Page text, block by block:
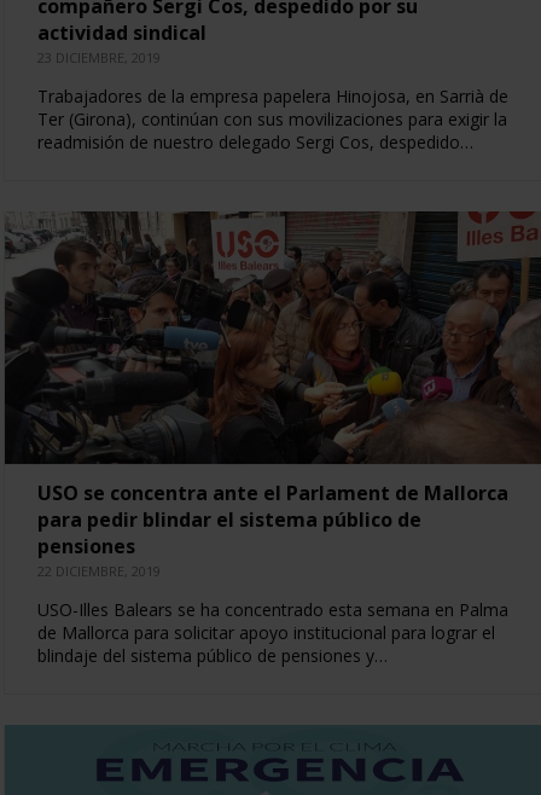
compañero Sergi Cos, despedido por su
actividad sindical
23 DICIEMBRE, 2019
Trabajadores de la empresa papelera Hinojosa, en Sarrià de
Ter (Girona), continúan con sus movilizaciones para exigir la
readmisión de nuestro delegado Sergi Cos, despedido…
USO se concentra ante el Parlament de Mallorca
para pedir blindar el sistema público de
pensiones
22 DICIEMBRE, 2019
USO-Illes Balears se ha concentrado esta semana en Palma
de Mallorca para solicitar apoyo institucional para lograr el
blindaje del sistema público de pensiones y…